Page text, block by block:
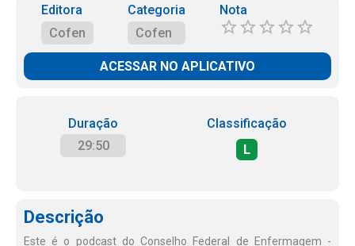
Editora
Cofen
Categoria
Cofen
Nota
ACESSAR NO APLICATIVO
Duração
29:50
Classificação
L
Descrição
Este é o podcast do Conselho Federal de Enfermagem -